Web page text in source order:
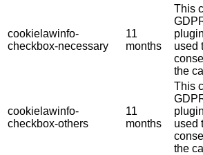
cookielawinfo-
checkbox-necessary
11
months
This
used
the
cookielawinfo-
checkbox-others
11
months
This
used
the